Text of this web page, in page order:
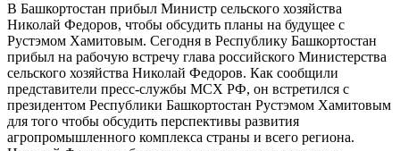
В Башкортостан прибыл Министр сельского хозяйства
Николай Федоров, чтобы обсудить планы на будущее с
Рустэмом Хамитовым. Сегодня в Республику Башкортостан
прибыл на рабочую встречу глава российского Министерства
сельского хозяйства Николай Федоров. Как сообщили
представители пресс-службы МСХ РФ, он встретился с
президентом Республики Башкортостан Рустэмом Хамитовым
для того чтобы обсудить перспективы развития
агропромышленного комплекса страны и всего региона.